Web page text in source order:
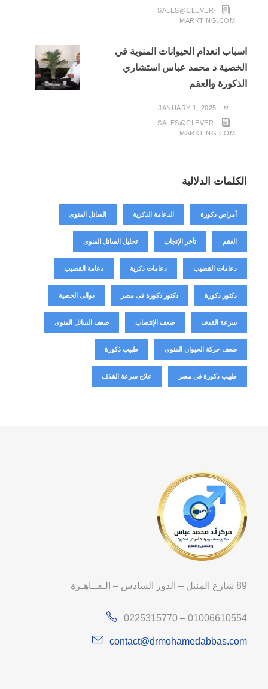
SALES@CLEVER-
MARKTING.COM
اسباب انعدام الحيوانات المنوية في
الخصية د محمد عباس استشاري
الذكورة والعقم
JANUARY 1, 2025
SALES@CLEVER-
MARKTING.COM
الكلمات الدلالية
أمراض ذكورة الدعامة الذكرية السائل المنوى
العقم تأخر الإنجاب تحليل السائل المنوى
دعامات القضيب دعامات ذكرية دعامة القضيب
دكتور ذكورة دكتور ذكورة فى مصر دوالى الخصية
سرعة القذف ضعف الإنتصاب ضعف السائل المنوى
ضعف حركة الحيوان المنوى طبيب ذكورة
طبيب ذكورة فى مصر علاج سرعة القذف
89 شارع المنيل – الدور السادس – الـقــاهـرة
0225315770 – 01006610554
contact@drmohamedabbas.com